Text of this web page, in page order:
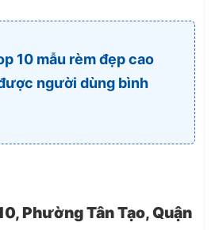
10 mẫu rèm đẹp cao
người dùng bình
Phường Tân Tạo, Quận